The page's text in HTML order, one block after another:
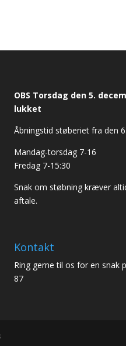
OBS Torsdag den 5.
lukket
Åbningstid støberiet fra den
Mandag-torsdag 7-16
Fredag 7-15:30
Snak om støbning kræver
aftale.
Kontakt
Ring gerne til os for en snak
87